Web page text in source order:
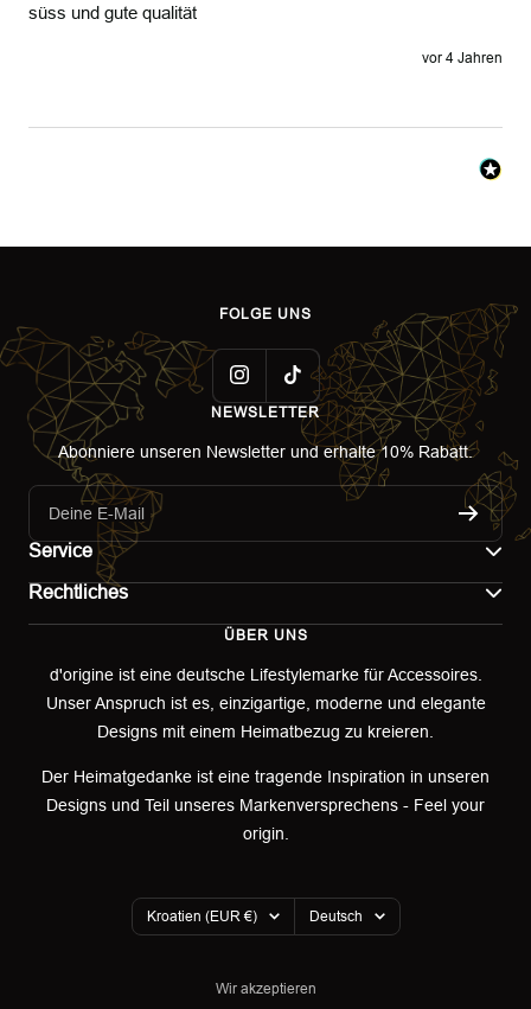
süss und gute qualität
vor 4 Jahren
FOLGE UNS
NEWSLETTER
Abonniere unseren Newsletter und erhalte 10% Rabatt.
Deine E-Mail
Service
Retoure & Umtausch
Retourenportal
Rechtliches
AGB
Widerrufsbelehrung
ÜBER UNS
d'origine ist eine deutsche Lifestylemarke für Accessoires.
Unser Anspruch ist es, einzigartige, moderne und elegante
Designs mit einem Heimatbezug zu kreieren.
Der Heimatgedanke ist eine tragende Inspiration in unseren
Designs und Teil unseres Markenversprechens - Feel your
origin.
Land/Region
Kroatien (EUR €) Sprache
Deutsch
Wir akzeptieren